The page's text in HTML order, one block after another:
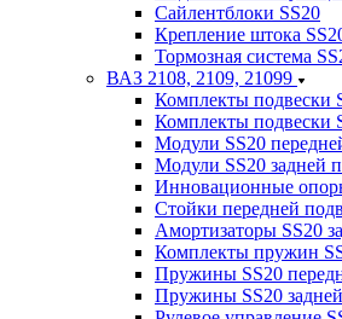
Сайлентблоки SS20
Крепление штока
Тормозная система
ВАЗ 2108, 2109, 21099
Комплекты подвески
Комплекты подвески
Модули SS20
Модули SS20 задней
Инновационные
Стойки передней
Амортизаторы SS20
Комплекты пружин
Пружины SS20
Пружины SS20